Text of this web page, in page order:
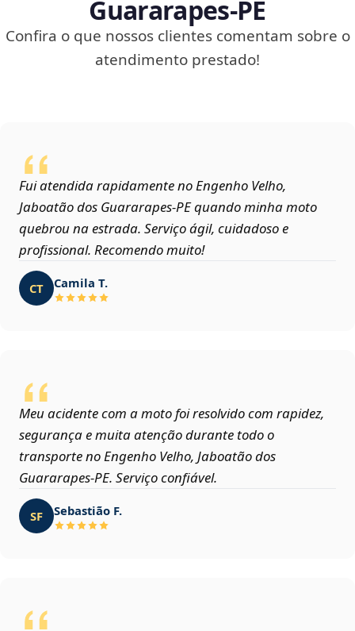
Guararapes‑PE
Confira o que nossos clientes comentam sobre o
atendimento prestado!
Fui atendida rapidamente no Engenho Velho,
Jaboatão dos Guararapes‑PE quando minha moto
quebrou na estrada. Serviço ágil, cuidadoso e
profissional. Recomendo muito!
CT Camila T.
Meu acidente com a moto foi resolvido com rapidez,
segurança e muita atenção durante todo o
transporte no Engenho Velho, Jaboatão dos
Guararapes‑PE. Serviço confiável.
SF Sebastião F.